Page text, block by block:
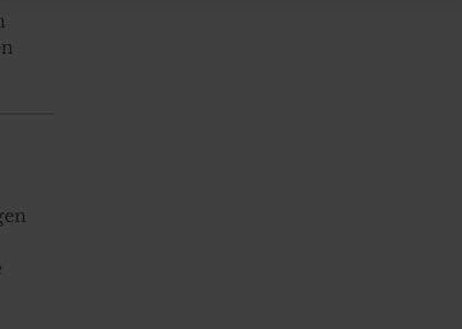
van hun services. U gaat akkoord met onze cookies als u